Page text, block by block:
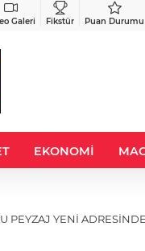
Galeri Fikstür Puan Durumu
GAU/TRY
6.542,02%0,76
EKONOMİ
PEYZAJ YENİ ADRESİNDE